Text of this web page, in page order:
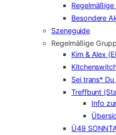
Besondere
Szeneguide
Regelmäßige
Kim & Alex
Sei trans*
Treffbunt
Info
Ü49